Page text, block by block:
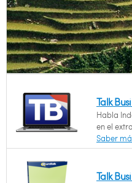
Talk
Habla
en el
Saber
Talk